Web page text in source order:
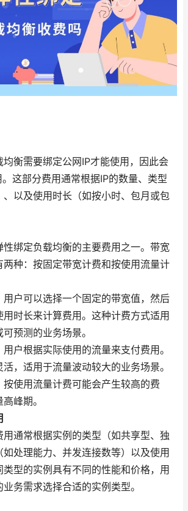
均衡需要绑定公网IP才能使用，因此会
这部分费用通常根据IP的数量、类型
、以及使用时长（如按小时、包月或包
性绑定负载均衡的主要费用之一。带宽
两种：按固定带宽计费和按使用流量计
用户可以选择一个固定的带宽值，然后
时长来计算费用。这种计费方式适用
预测的业务场景。
户根据实际使用的流量来支付费用。
，适用于流量波动较大的业务场景。
使用流量计费可能会产生较高的费
峰期。
用通常根据实例的类型（如共享型、独
处理能力、并发连接数等）以及使用
型的实例具有不同的性能和价格，用
务需求选择合适的实例类型。